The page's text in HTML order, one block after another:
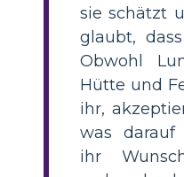
sie schätzt
glaubt,
Obwohl
Hütte und
ihr,
was darauf
ihr